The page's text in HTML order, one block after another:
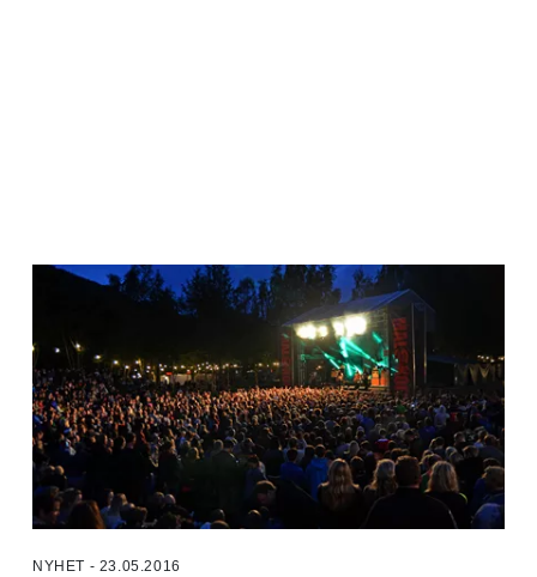
NYHET - 23.05.2016